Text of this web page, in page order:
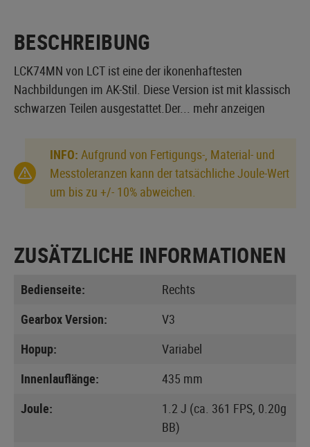
BESCHREIBUNG
LCK74MN von LCT ist eine der ikonenhaftesten
Nachbildungen im AK-Stil. Diese Version ist mit klassisch
schwarzen Teilen ausgestattet.Der... mehr anzeigen
INFO: Aufgrund von Fertigungs-, Material- und
Messtoleranzen kann der tatsächliche Joule-Wert
um bis zu +/- 10% abweichen.
ZUSÄTZLICHE INFORMATIONEN
Bedienseite:
Rechts
Gearbox Version:
V3
Hopup:
Variabel
Innenlauflänge:
435 mm
Joule:
1.2 J (ca. 361 FPS, 0.20g
BB)